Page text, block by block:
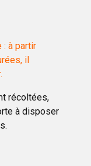
: à partir
il
récoltées,
à disposer